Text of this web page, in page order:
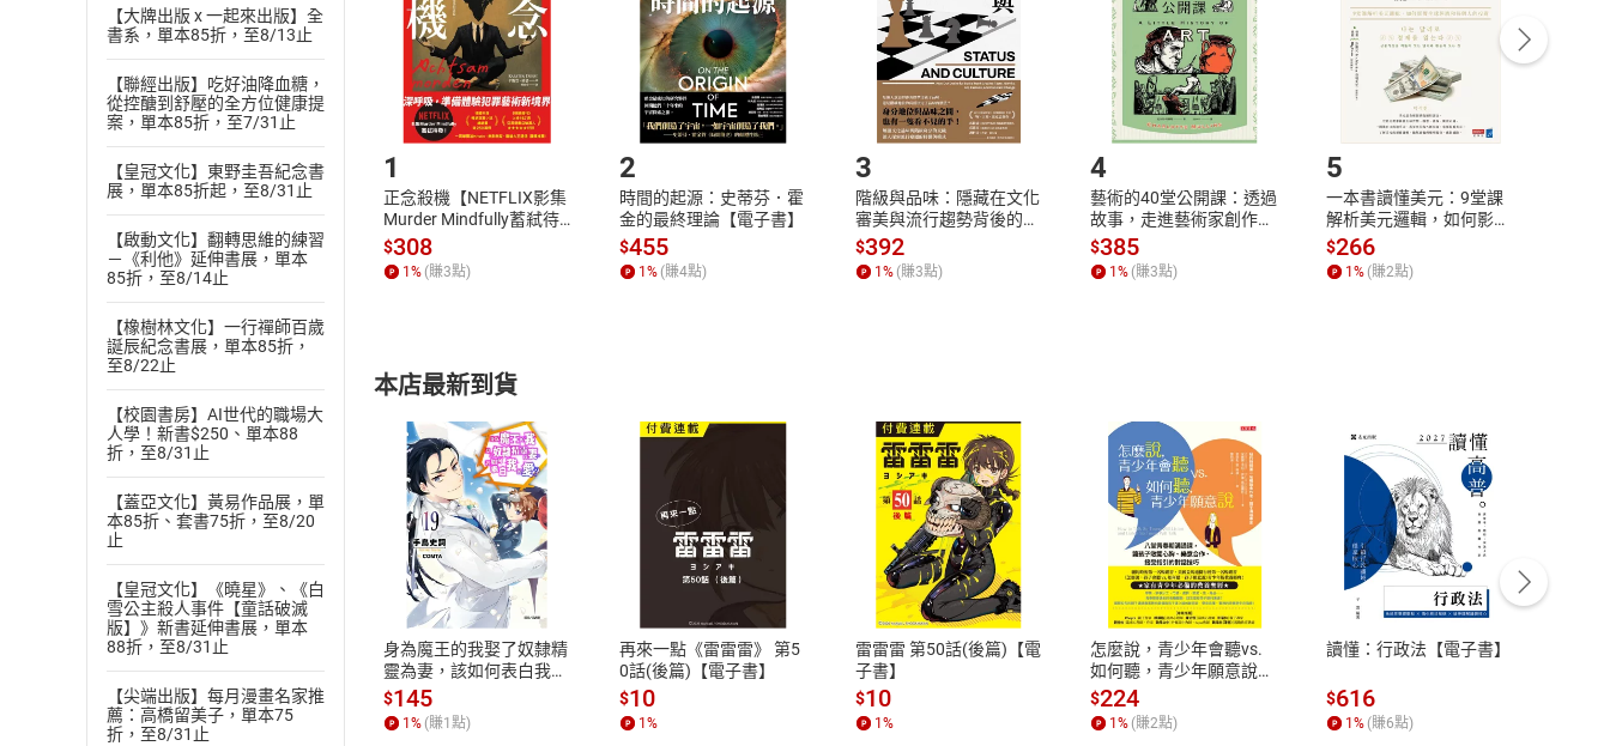
【大牌出版 x 一起來出版】全
書系，單本85折，至8/13止
【聯經出版】吃好油降血糖，
從控醣到舒壓的全方位健康提
案，單本85折，至7/31止
【皇冠文化】東野圭吾紀念書
展，單本85折起，至8/31止
【啟動文化】翻轉思維的練習
－《利他》延伸書展，單本
85折，至8/14止
【橡樹林文化】一行禪師百歲
誕辰紀念書展，單本85折，
至8/22止
【校園書房】AI世代的職場大
人學！新書$250、單本88
折，至8/31止
【蓋亞文化】黃易作品展，單
本85折、套書75折，至8/20
止
【皇冠文化】《曉星》、《白
雪公主殺人事件【童話破滅
版】》新書延伸書展，單本
88折，至8/31止
【尖端出版】每月漫畫名家推
薦：高橋留美子，單本75
折，至8/31止
請注意，樂天市場須以整筆訂單為單位進行取消/退貨，恕無法以單支商品取消/退貨。
購書後，如何開始使用？
Step1.選擇閱讀載具 Step2.登入帳號，下載書籍後看書
付款方式
ATM轉帳、信用卡、LINE PAY、AFTEE
退換貨規範
本店是否提供消費者保護法七日猶豫期
之權利，遽消費者保護法及通訊交易解
除權合理例外情事適用準則，依商品性
質各有不同規定。詳細退換貨說明請參
照各商品說明。
客服資訊
服務時間：週一到週五 10:00-12:00、
13:00-17:00 (國定假日及例假日休息)
客服電話：0080-1857077
1
正念殺機【NETFLIX影集
Murder Mindfully蓄弒待
發】【電子書】
$308
1 % (賺3點)
2
時間的起源：史蒂芬．霍
金的最終理論【電子書】
$455
1 % (賺4點)
3
階級與品味：隱藏在文化
審美與流行趨勢背後的地
位渴望【電子書】
$392
1 % (賺3點)
4
藝術的40堂公開課：透過
故事，走進藝術家創作現
場，看藝術如何誕生、如
何形塑人類生活【電子
書】
$385
1% (賺3點)
5
一本書讀懂美元：9堂課
解析美元邏輯，如何影響
全球經濟和每個人的投資
【電子書】
$266
1% (賺2點)
本店最新到貨
身為魔王的我娶了奴隸精
靈為妻，該如何表白我的
愛？(19)【電子書】
$145
1 % (賺1 點)
再來一點《雷雷雷》 第5
0話(後篇)【電子書】
$10
1 %
雷雷雷 第50話(後篇)【電
子書】
$10
1 %
怎麼說，青少年會聽vs.
如何聽，青少年願意說
【電子書】
$224
1% (賺2點)
讀懂：行政法【電子書】
$616
1% (賺6點)